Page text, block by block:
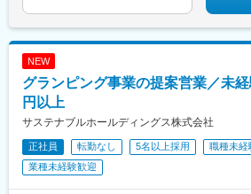
NEW
グランピング事業の提案営業／未
円以上
サステナブルホールディングス株式会社
正社員 転勤なし 5名以上採用
職種未経
業種未経験歓迎